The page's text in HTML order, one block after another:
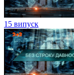
15 випуск